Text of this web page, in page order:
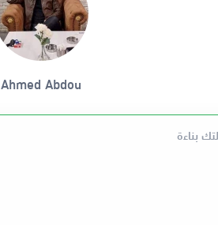
Ahmed Abdou